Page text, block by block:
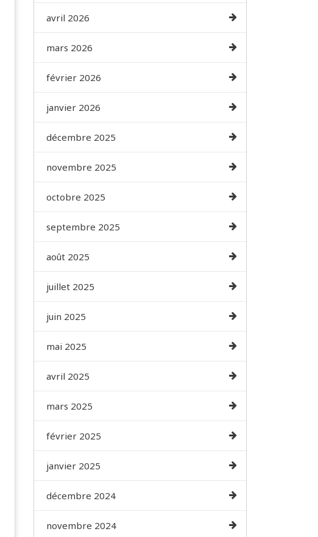
avril 2026
mars 2026
février 2026
janvier 2026
décembre 2025
novembre 2025
octobre 2025
septembre 2025
août 2025
juillet 2025
juin 2025
mai 2025
avril 2025
mars 2025
février 2025
janvier 2025
décembre 2024
novembre 2024